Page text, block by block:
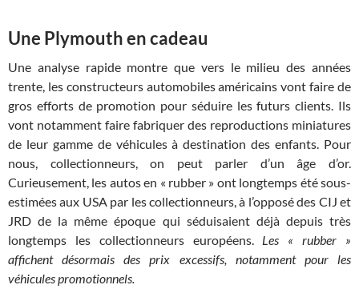
Une Plymouth en cadeau
Une analyse rapide montre que vers le milieu des années
trente, les constructeurs automobiles américains vont faire de
gros efforts de promotion pour séduire les futurs clients. Ils
vont notamment faire fabriquer des reproductions miniatures
de leur gamme de véhicules à destination des enfants. Pour
nous, collectionneurs, on peut parler d’un âge d’or.
Curieusement, les autos en « rubber » ont longtemps été sous-
estimées aux USA par les collectionneurs, à l’opposé des CIJ et
JRD de la même époque qui séduisaient déjà depuis très
longtemps les collectionneurs européens. Les « rubber »
affichent désormais des prix excessifs, notamment pour les
véhicules promotionnels.